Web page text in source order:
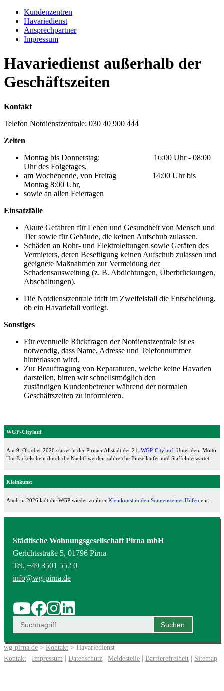
Kundenzentren
Havariedienst
Ansprechpartner
Impressum
Havariedienst außerhalb der
Geschäftszeiten
Kontakt
Telefon Notdienstzentrale: 030 40 900 444
Zeiten
Montag bis Donnerstag: 16:00 Uhr - 08:00
Uhr des Folgetages,
am Wochenende, von Freitag 14:00 Uhr bis
Montag 8:00 Uhr,
sowie an allen Feiertagen
Einsatzfälle
Akute Gefahren für Leben und Gesundheit von Mensch und
Tier sowie für Gebäude, die keinen Aufschub zulassen.
Schäden an Rohr- und Elektroleitungen sowie Geräten des
Vermieters, deren Beseitigung keinen Aufschub zulassen und
geeignete Maßnahmen zur Vermeidung der
Schadensausweitung (z. B. Abdichtungen, Überbrückungen,
Abschaltungen).
Die Notdienstzentrale trifft im Zweifelsfall die Entscheidung,
ob ein Havariefall vorliegt.
Sonstiges
Für eventuelle Rückfragen der Notdienstzentrale ist es
notwendig, dass Name, Adresse und Telefonnummer
hinterlassen wird.
Zur Beauftragung von Reparaturen, welche keine Havarien
darstellen, bitten wir schnellstmöglich den
zuständigen Kundenbetreuer während der normalen
Geschäftszeiten zu informieren.
WGP-Citylauf
Am 9. Oktober 2026 startet in der Pirnaer Altstadt der 21. WGP-Citylauf . Unter dem Motto
"Im Fackelschein durch die Nacht" werden zahlreiche Einzelläufer und Staffeln erwartet.
Kleinkunst
Auch in 2026 lädt die WGP wieder zu ihrer Kleinkunst in den Sonnensteiner Höfen ein.
Städtische Wohnungsgesellschaft Pirna mbH
Gerichtsstraße 5, 01796 Pirna
Tel. +49 3501 552 0
info@wg-pirna.de
wg-pirna.de > Kontakt > Havariedienst
Kontakt | Impressum | Datenschutz | Meldestelle | Barrierefreiheit | Sitemap